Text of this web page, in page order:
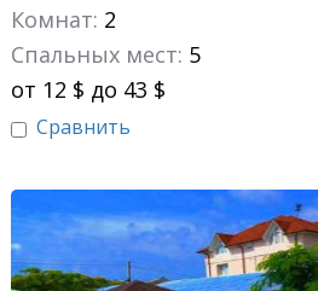
Комнат: 2
Спальных мест: 5
от 12 $ до 43 $
Сравнить